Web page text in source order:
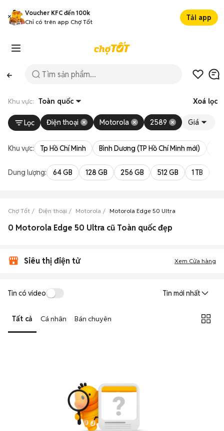
Voucher KFC đến 100k
Chỉ có trên app Chợ Tốt
Tải app
Khu vực: Toàn quốc Xoá lọc
Lọc Điện thoại Motorola 2589 Giá
Khu vực: Tp Hồ Chí Minh Bình Dương (TP Hồ Chí Minh mới)
Dung lượng: 64 GB 128 GB 256 GB 512 GB 1 TB
Chợ Tốt Điện thoại Motorola Motorola Edge 50 Ultra
0 Motorola Edge 50 Ultra cũ Toàn quốc đẹp
Siêu thị điện tử Xem Cửa hàng
Tin có video Tin mới nhất
Tất cả Cá nhân Bán chuyên